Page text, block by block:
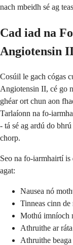
nach mbeidh sé ag
Cad iad na
Angiotensin
Cosúil le gach cógas
Angiotensin II, cé go
ghéar ort chun aon
Tarlaíonn na fo-
- tá sé ag ardú do
chorp.
Seo na fo-iarmhairtí is
agat:
Nausea nó
Tinneas cinn
Mothú imníoch
Athruithe ar
Athruithe